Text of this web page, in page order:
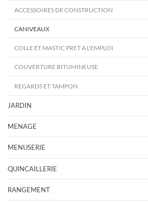
ACCESSOIRES DE CONSTRUCTION
CANIVEAUX
COLLE ET MASTIC PRET A L'EMPLOI
COUVERTURE BITUMINEUSE
REGARDS ET TAMPON
JARDIN
MENAGE
MENUSERIE
QUINCAILLERIE
RANGEMENT